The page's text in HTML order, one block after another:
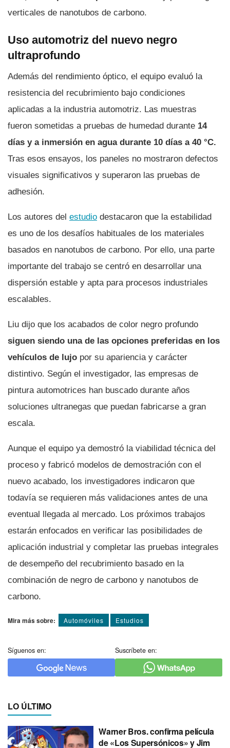
verticales de nanotubos de carbono.
Uso automotriz del nuevo negro
ultraprofund​o
Además del rendimiento óptico, el equipo evaluó la
resistencia del recubrimiento bajo condiciones
aplicadas a la industria automotriz. Las muestras
fueron sometidas a pruebas de humedad durante 14
días y a inmersión en agua durante 10 días a 40 °C.
Tras esos ensayos, los paneles no mostraron defectos
visuales significativos y superaron las pruebas de
adhesión.
Los autores del estudio destacaron que la estabilidad
es uno de los desafíos habituales de los materiales
basados en nanotubos de carbono. Por ello, una parte
importante del trabajo se centró en desarrollar una
dispersión estable y apta para procesos industriales
escalables.
Liu dijo que los acabados de color negro profundo
siguen siendo una de las opciones preferidas en los
vehículos de lujo por su apariencia y carácter
distintivo. Según el investigador, las empresas de
pintura automotrices han buscado durante años
soluciones ultranegas que puedan fabricarse a gran
escala.
Aunque el equipo ya demostró la viabilidad técnica del
proceso y fabricó modelos de demostración con el
nuevo acabado, los investigadores indicaron que
todavía se requieren más validaciones antes de una
eventual llegada al mercado. Los próximos trabajos
estarán enfocados en verificar las posibilidades de
aplicación industrial y completar las pruebas integrales
de desempeño del recubrimiento basado en la
combinación de negro de carbono y nanotubos de
carbono.
Mira más sobre: Automóviles Estudios
Síguenos en: Suscríbete en:
LO ÚLTIMO
Warner Bros. confirma película
de «Los Supersónicos» y Jim